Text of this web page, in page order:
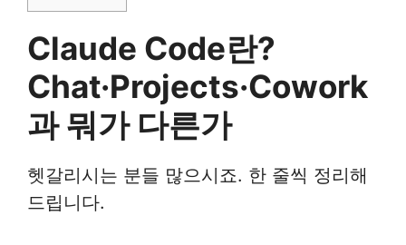
Claude Code란?
Chat·Projects·Cowork
과 뭐가 다른가
헷갈리시는 분들 많으시죠. 한 줄씩 정리해
드립니다.